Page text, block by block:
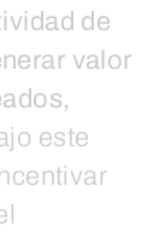
de
valor
este